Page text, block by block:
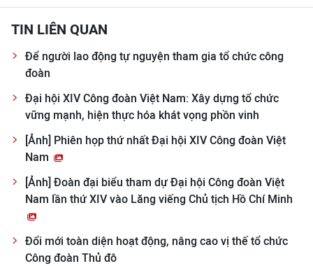
TIN LIÊN QUAN
Để người lao động tự nguyện tham gia tổ chức công
đoàn
Đại hội XIV Công đoàn Việt Nam: Xây dựng tổ chức
vững mạnh, hiện thực hóa khát vọng phồn vinh
[Ảnh] Phiên họp thứ nhất Đại hội XIV Công đoàn Việt
Nam
[Ảnh] Đoàn đại biểu tham dự Đại hội Công đoàn Việt
Nam lần thứ XIV vào Lăng viếng Chủ tịch Hồ Chí Minh
Đổi mới toàn diện hoạt động, nâng cao vị thế tổ chức
Công đoàn Thủ đô